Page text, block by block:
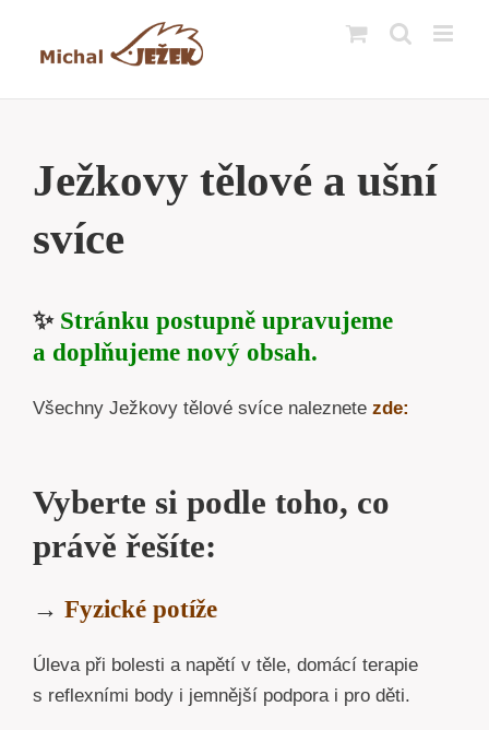
Ježkovy tělové a ušní
svíce
✨ Stránku postupně upravujeme
a doplňujeme nový obsah.
Všechny Ježkovy tělové svíce naleznete zde:
Vyberte si podle toho, co
právě řešíte:
→ Fyzické potíže
Úleva při bolesti a napětí v těle, domácí terapie
s reflexními body i jemnější podpora i pro děti.